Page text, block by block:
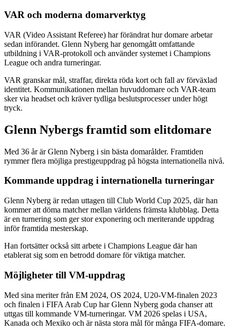
VAR och moderna domarverktyg
VAR (Video Assistant Referee) har förändrat hur domare arbetar
sedan införandet. Glenn Nyberg har genomgått omfattande
utbildning i VAR-protokoll och använder systemet i Champions
League och andra turneringar.
VAR granskar mål, straffar, direkta röda kort och fall av förväxlad
identitet. Kommunikationen mellan huvuddomare och VAR-team
sker via headset och kräver tydliga beslutsprocesser under högt
tryck.
Glenn Nybergs framtid som elitdomare
Med 36 år är Glenn Nyberg i sin bästa domarålder. Framtiden
rymmer flera möjliga prestigeuppdrag på högsta internationella nivå.
Kommande uppdrag i internationella turneringar
Glenn Nyberg är redan uttagen till Club World Cup 2025, där han
kommer att döma matcher mellan världens främsta klubblag. Detta
är en turnering som ger stor exponering och meriterande uppdrag
inför framtida mesterskap.
Han fortsätter också sitt arbete i Champions League där han
etablerat sig som en betrodd domare för viktiga matcher.
Möjligheter till VM-uppdrag
Med sina meriter från EM 2024, OS 2024, U20-VM-finalen 2023
och finalen i FIFA Arab Cup har Glenn Nyberg goda chanser att
uttgas till kommande VM-turneringar. VM 2026 spelas i USA,
Kanada och Mexiko och är nästa stora mål för många FIFA-domare.